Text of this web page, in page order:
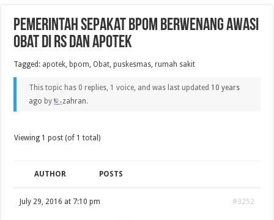
Pemerintah Sepakat BPOM Berwenang Awasi
Obat di RS dan Apotek
Tagged: apotek, bpom, Obat,puskesmas,rumah sakit
This topic has 0 replies, 1 voice, and was last updated 10 years
ago by zahran.
Viewing 1 post (of 1 total)
AUTHOR POSTS
July 29, 2016 at 7:10 pm #3252